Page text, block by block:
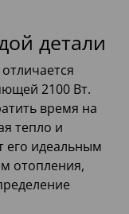
детали
отличается
2100 Вт.
время на
тепло и
его идеальным
отопления,